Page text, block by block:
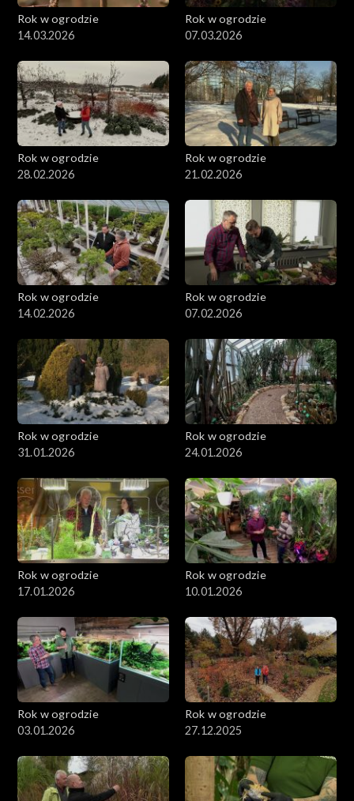
Rok w ogrodzie
14.03.2026
Rok w ogrodzie
07.03.2026
Rok w ogrodzie
28.02.2026
Rok w ogrodzie
21.02.2026
Rok w ogrodzie
14.02.2026
Rok w ogrodzie
07.02.2026
Rok w ogrodzie
31.01.2026
Rok w ogrodzie
24.01.2026
Rok w ogrodzie
17.01.2026
Rok w ogrodzie
10.01.2026
Rok w ogrodzie
03.01.2026
Rok w ogrodzie
27.12.2025